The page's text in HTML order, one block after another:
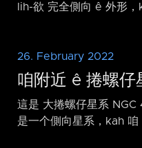
lih-欲 完全側向 ê 外形，
26. February 2022
咱附近 ê 捲螺
這是 大捲螺仔星系
是一个側向星系，kah 咱